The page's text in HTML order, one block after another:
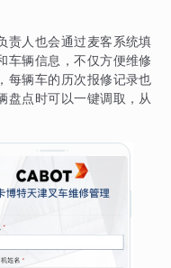
责人也会通过麦客系统填
车辆信息，不仅方便维修
每辆车的历次报修记录也
盘点时可以一键调取，从